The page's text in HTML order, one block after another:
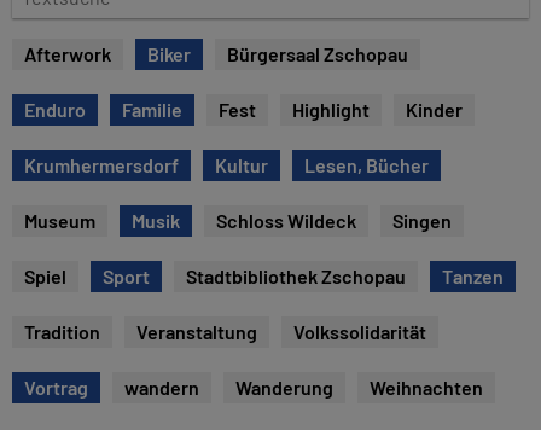
e
s
u
c
Afterwork Biker Bürgersaal Zschopau
Enduro Familie Fest Highlight Kinder
Krumhermersdorf Kultur Lesen, Bücher
Museum Musik Schloss Wildeck Singen
Spiel Sport Stadtbibliothek Zschopau Tanzen
Tradition Veranstaltung Volkssolidarität
Vortrag wandern Wanderung Weihnachten